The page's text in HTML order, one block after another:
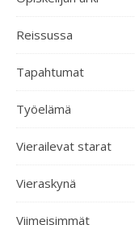
Reissussa
Tapahtumat
Työelämä
Vierailevat starat
Vieraskynä
Viimeisimmät